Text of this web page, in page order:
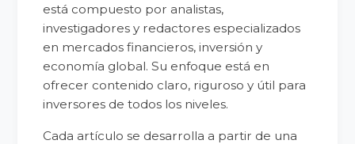
está compuesto por analistas,
investigadores y redactores especializados
en mercados financieros, inversión y
economía global. Su enfoque está en
ofrecer contenido claro, riguroso y útil para
inversores de todos los niveles.
Cada artículo se desarrolla a partir de una